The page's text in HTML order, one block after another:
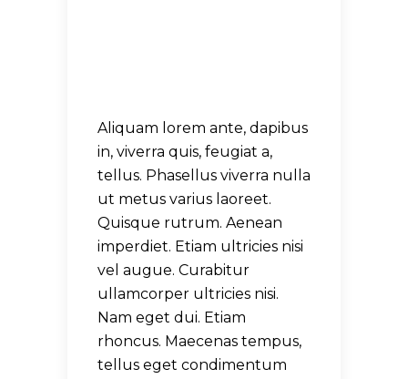
Aliquam lorem ante, dapibus
in, viverra quis, feugiat a,
tellus. Phasellus viverra nulla
ut metus varius laoreet.
Quisque rutrum. Aenean
imperdiet. Etiam ultricies nisi
vel augue. Curabitur
ullamcorper ultricies nisi.
Nam eget dui. Etiam
rhoncus. Maecenas tempus,
tellus eget condimentum